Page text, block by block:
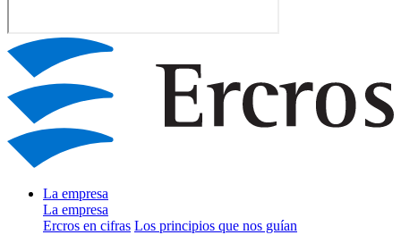
La empresa
La empresa
Ercros en cifras Los principios que nos guían